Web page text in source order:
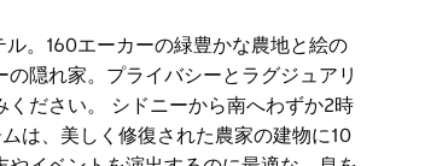
。160エーカーの緑豊かな農地と絵の
隠れ家。プライバシーとラグジュアリ
ださい。 シドニーから南へわずか2時
は、美しく修復された農家の建物に10